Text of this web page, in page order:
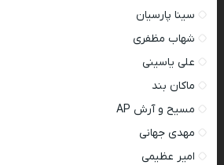
سینا پارسیان
شهاب مظفری
علی یاسینی
ماکان بند
مسیح و آرش AP
مهدی جهانی
امیر عظیمی